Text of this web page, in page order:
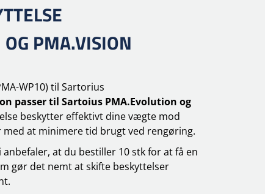
PMA.VISION
WP10) til Sartorius
passer til Sartoius PMA.Evolution og
beskytter effektivt dine vægte mod
at minimere tid brugt ved rengøring.
at du bestiller 10 stk for at få en
gør det nemt at skifte beskyttelser